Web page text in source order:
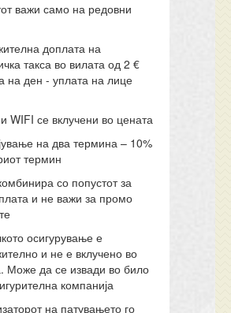
важи само на редовни
доплата на
такса во вилата од 2 €
на ден - уплата на лице
WIFI се вклучени во цената
на два термина – 10%
термин
со попустот за
и не важи за промо
осигурување е
и не е вклучено во
Може да се извади во било
компанија
на патувањето го